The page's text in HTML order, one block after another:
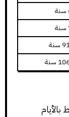
بالأيام